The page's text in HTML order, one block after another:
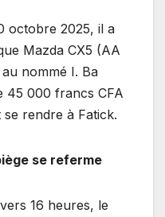
octobre 2025, il a
Mazda CX5 (AA
nommé I. Ba
45 000 francs CFA
rendre à Fatick.
se referme
16 heures, le